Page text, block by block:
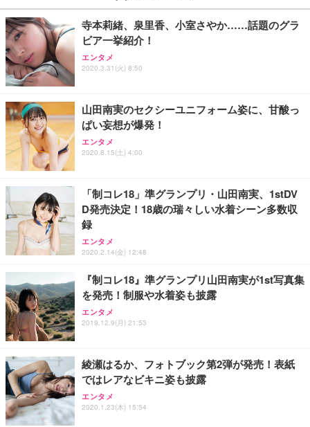
￥27,999
Sezlife オフィスチェア デスクチェア 疲れない テレ
ワーク チェア 強化バックレスト 30度ロッキング機
能 人間工学 椅子 腰サポート 90度跳ね上げ式アーム
務用 おしゃれ パソコンチェア (ブラック)
Sezlife オフィスチェア デスクチェア 疲れない テレ
ワーク チェア 強化バックレスト 30度ロッキング機
能 人間工学 椅子 腰サポート 90度跳ね上げ式アーム
務用 おしゃれ パソコンチェア (ホワイト)
ANDWINT オフィスチェア デスクチェア 肘なし メ
ッシュ 通気性 ランバーサポート付き 腰サポート ガ
ス圧無段階昇降 360度回転 キャスター付き コンパク
ト 幅52×奥行58.5×高さ84～96cm テレワーク 在宅
￥4,139
￥109,572
【純正品】27"ゲーミングモニター DualSense 充電
フック付き（CFI-ZDM1J）
【整備済み品】Dell E2724HS 27インチ 液晶モニタ
ー フルHD（1920×1080）VA 非光沢 HDMI/DisplayP
ort/VGA スピーカー内蔵 高さ調整 スイベル VESA対
【MiniLED/24.5inch/280Hz/FHD】GRAPHT THE S
HOOTER Gaming Monitor 24” Essential ゲーミン
グモニター QD 24.5インチ 1ms FHD 量子ドット 残
像低減 (3年保証 | 輝点保証 | 日本メーカー)
￥34,980
￥3,234
ネオ・ルーライフ ネオ・オムツ L 中型犬用 26枚入
り 単品
Smart Basic(スマートベーシック) 【Amazon.co.jp
限定】 Smart Basic アイリスオーヤマ ペットシーツ
超厚型 お徳用 ワイド 100枚入 (x 1) (ケース販売)
アイリスオーヤマ ペットシーツ 超厚型 お徳用 レギ
ュラー 200枚入【Amazon.co.jp限定】
￥3,731
寺本莉緒、泉里香、小室さやか……話題のグラ
ビア一挙紹介！
エンタメ
2020.3.31(火) 8:50
山田南実のセクシーユニフォーム姿に、甘酸っ
ぱい妄想が爆発！
エンタメ
2020.8.15(土) 4:00
「制コレ18」準グランプリ・山田南実、1stDV
D発売決定！18歳の瑞々しい水着シーン多数収
録
エンタメ
2020.2.14(金) 12:48
『制コレ18』準グランプリ山田南実が1st写真集
を発売！制服や水着姿も披露
エンタメ
2019.12.9(月) 21:53
綾瀬はるか、フォトブック第2弾が発売！表紙
ではレアなビキニ姿も披露
エンタメ
2020.1.23(木) 15:54